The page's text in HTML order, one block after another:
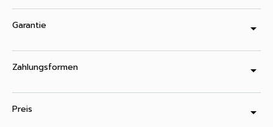
Garantie arrow_drop_down
Zahlungsformen arrow_drop_down
Preis arrow_drop_down